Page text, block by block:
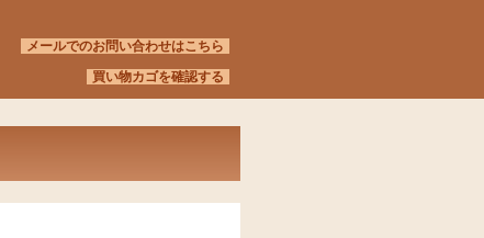
メールでのお問い合わせはこちら
買い物カゴを確認する